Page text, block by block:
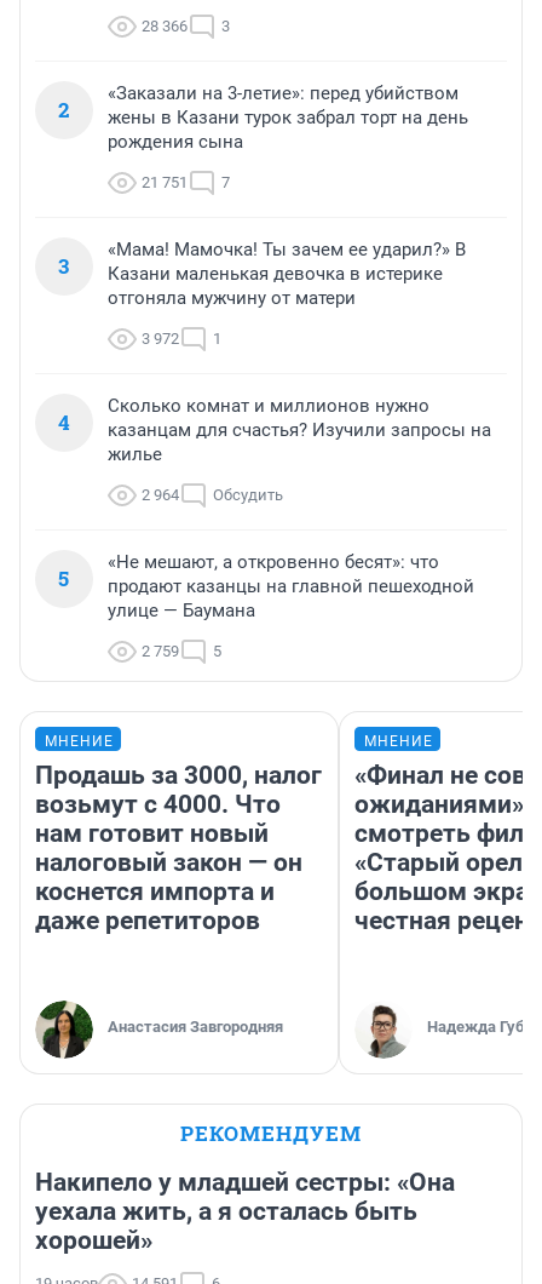
28 366 3
2
«Заказали на 3-летие»: перед убийством
жены в Казани турок забрал торт на день
рождения сына
21 751 7
3
«Мама! Мамочка! Ты зачем ее ударил?» В
Казани маленькая девочка в истерике
отгоняла мужчину от матери
3 972 1
4
Сколько комнат и миллионов нужно
казанцам для счастья? Изучили запросы на
жилье
2 964 Обсудить
5
«Не мешают, а откровенно бесят»: что
продают казанцы на главной пешеходной
улице — Баумана
2 759 5
МНЕНИЕ
Продашь за 3000, налог
возьмут с 4000. Что
нам готовит новый
налоговый закон — он
коснется импорта и
даже репетиторов
Анастасия Завгородняя
МНЕНИЕ
«Финал не
ожиданиями»:
смотреть
«Старый орел»
большом
честная
Надежда
РЕКОМЕНДУЕМ
Накипело у младшей сестры: «Она
уехала жить, а я осталась быть
хорошей»